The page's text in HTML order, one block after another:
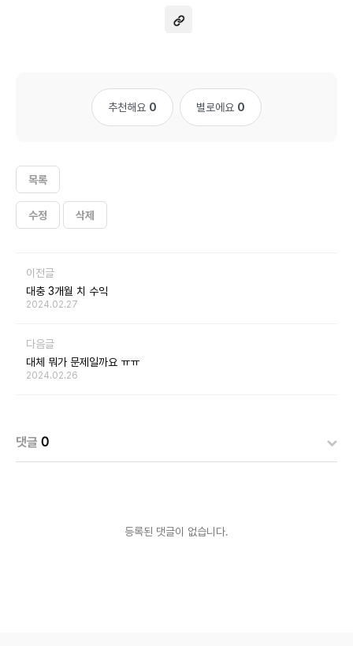
추천해요 0 별로에요 0
목록
수정 삭제
이전글
대충 3개월 치 수익
2024.02.27
다음글
대체 뭐가 문제일까요 ㅠㅠ
2024.02.26
댓글 0
등록된 댓글이 없습니다.